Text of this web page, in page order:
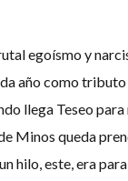
egoísmo y
año como
llega Teseo
Minos queda
hilo, este, era